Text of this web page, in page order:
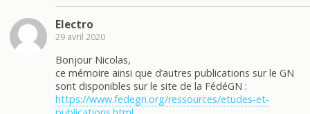
Electro
29 avril 2020
Bonjour Nicolas,
ce mémoire ainsi que d’autres publications sur le GN
sont disponibles sur le site de la FédéGN :
https://www.fedegn.org/ressources/etudes-et-